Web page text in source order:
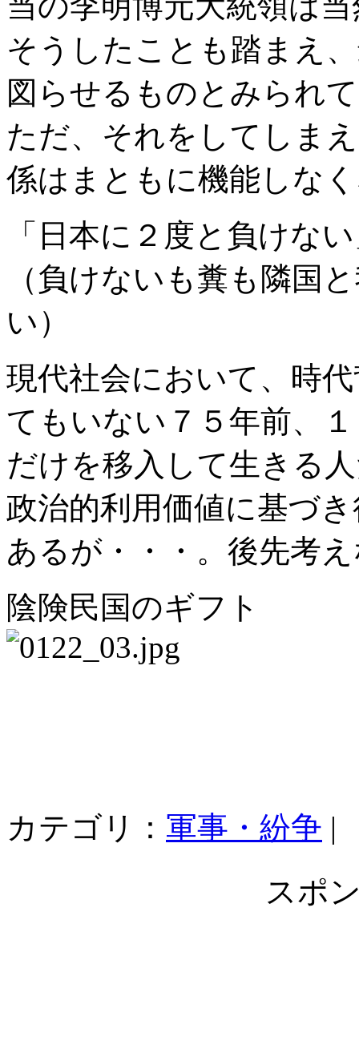
そうしたことも踏まえ
図らせるものとみられ
ただ、それをしてしま
係はまともに機能しな
「日本に２度と負けな
（負けないも糞も隣国
い）
現代社会において、時
てもいない７５年前、
だけを移入して生きる
政治的利用価値に基づ
あるが・・・。後先考
陰険民国のギフト
カテゴリ： 軍事・紛争 |
スポ